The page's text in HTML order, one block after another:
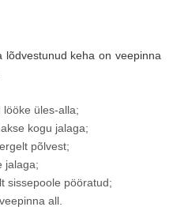
keha on veepinna
lööke üles-alla;
kogu jalaga;
põlvest;
jalaga;
sissepoole pööratud;
all.